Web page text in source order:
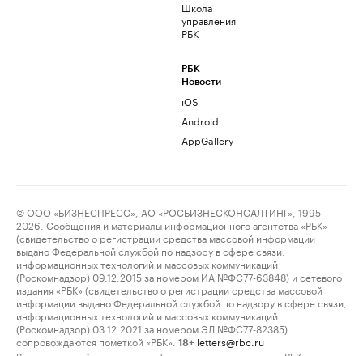
Школа
управления
РБК
РБК
Новости
iOS
Android
AppGallery
© ООО «БИЗНЕСПРЕСС», АО «РОСБИЗНЕСКОНСАЛТИНГ», 1995–
2026. Сообщения и материалы информационного агентства «РБК»
(свидетельство о регистрации средства массовой информации
выдано Федеральной службой по надзору в сфере связи,
информационных технологий и массовых коммуникаций
(Роскомнадзор) 09.12.2015 за номером ИА №ФС77-63848) и сетевого
издания «РБК» (свидетельство о регистрации средства массовой
информации выдано Федеральной службой по надзору в сфере связи,
информационных технологий и массовых коммуникаций
(Роскомнадзор) 03.12.2021 за номером ЭЛ №ФС77-82385)
сопровождаются пометкой «РБК».
18+ letters@rbc.ru